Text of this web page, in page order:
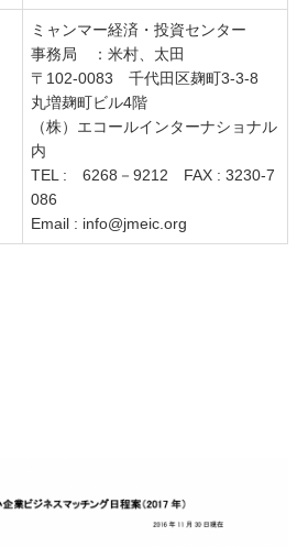
ミャンマー経済・投資センター
事務局 ：米村、太田
〒102-0083 千代田区麹町3-3-8
丸増麹町ビル4階
（株）エコールインターナショナル
内
TEL : 6268－9212 FAX : 3230-7
086
Email : info@jmeic.org